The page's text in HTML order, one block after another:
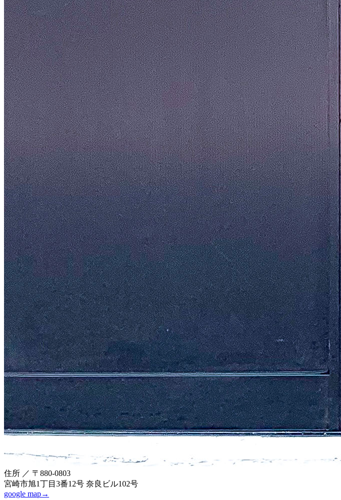
住所 ／ 〒880-0803
宮崎市旭1丁目3番12号 奈良ビル102号
google map→